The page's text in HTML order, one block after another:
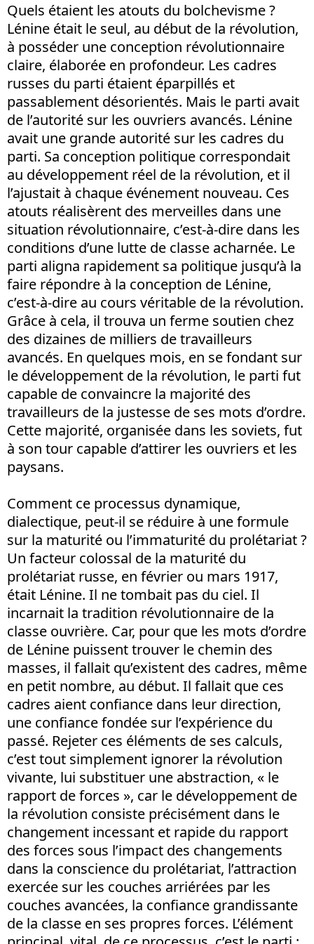
Quels étaient les atouts du bolchevisme ?
Lénine était le seul, au début de la révolution,
à posséder une conception révolutionnaire
claire, élaborée en profondeur. Les cadres
russes du parti étaient éparpillés et
passablement désorientés. Mais le parti avait
de l’autorité sur les ouvriers avancés. Lénine
avait une grande autorité sur les cadres du
parti. Sa conception politique correspondait
au développement réel de la révolution, et il
l’ajustait à chaque événement nouveau. Ces
atouts réalisèrent des merveilles dans une
situation révolutionnaire, c’est-à-dire dans les
conditions d’une lutte de classe acharnée. Le
parti aligna rapidement sa politique jusqu’à la
faire répondre à la conception de Lénine,
c’est-à-dire au cours véritable de la révolution.
Grâce à cela, il trouva un ferme soutien chez
des dizaines de milliers de travailleurs
avancés. En quelques mois, en se fondant sur
le développement de la révolution, le parti fut
capable de convaincre la majorité des
travailleurs de la justesse de ses mots d’ordre.
Cette majorité, organisée dans les soviets, fut
à son tour capable d’attirer les ouvriers et les
paysans.
Comment ce processus dynamique,
dialectique, peut-il se réduire à une formule
sur la maturité ou l’immaturité du prolétariat ?
Un facteur colossal de la maturité du
prolétariat russe, en février ou mars 1917,
était Lénine. Il ne tombait pas du ciel. Il
incarnait la tradition révolutionnaire de la
classe ouvrière. Car, pour que les mots d’ordre
de Lénine puissent trouver le chemin des
masses, il fallait qu’existent des cadres, même
en petit nombre, au début. Il fallait que ces
cadres aient confiance dans leur direction,
une confiance fondée sur l’expérience du
passé. Rejeter ces éléments de ses calculs,
c’est tout simplement ignorer la révolution
vivante, lui substituer une abstraction, « le
rapport de forces », car le développement de
la révolution consiste précisément dans le
changement incessant et rapide du rapport
des forces sous l’impact des changements
dans la conscience du prolétariat, l’attraction
exercée sur les couches arriérées par les
couches avancées, la confiance grandissante
de la classe en ses propres forces. L’élément